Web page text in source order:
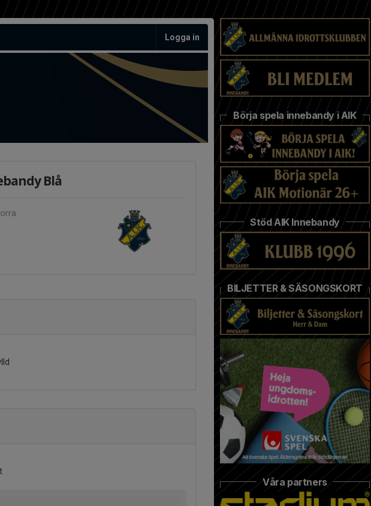
Logga in
Blå
Börja spela innebandy i AIK
Stöd AIK Innebandy
BILJETTER & SÄSONGSKORT
Våra partners